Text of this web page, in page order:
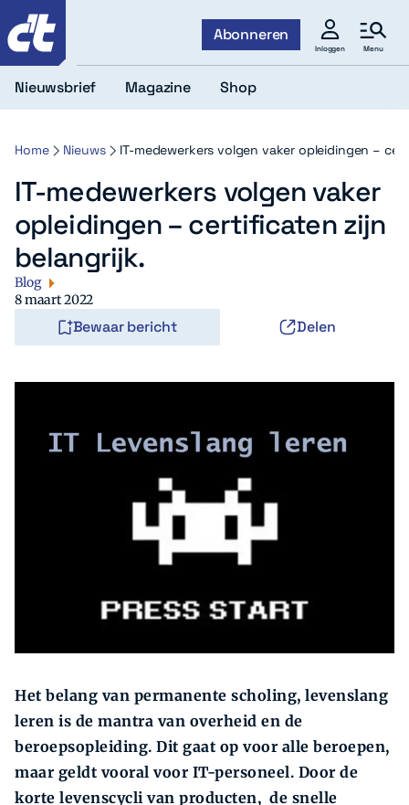
Abonneren
Inloggen Menu
Nieuwsbrief Magazine Shop
Home Nieuws IT-medewerkers volgen vaker opleidingen –
IT-medewerkers volgen vaker
opleidingen – certificaten zijn
belangrijk.
Blog
8 maart 2022
Bewaar bericht Delen
Het belang van permanente scholing, levenslang
leren is de mantra van overheid en de
beroepsopleiding. Dit gaat op voor alle beroepen,
maar geldt vooral voor IT-personeel. Door de
korte levenscycli van producten, de snelle